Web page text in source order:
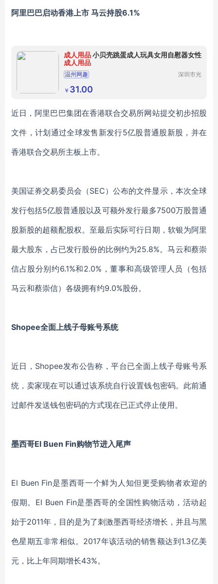
阿里巴巴启动香港上市 马云持股6.1%
成人用品小贝壳跳蛋成人玩具女用自慰器女性
成人用品
温州网趣
深圳市光
￥ 31.00
近日，阿里巴巴集团在香港联合交易所网站提交初步招股
文件，计划通过全球发售新发行5亿股普通股新股，并在
香港联合交易所主板上市。
美国证券交易委员会（SEC）公布的文件显示，本次全球
发行包括5亿股普通股以及可额外发行最多7500万股普通
股新股的超额配股权。至最后实际可行日期，软银为阿里
最大股东，占已发行股份的比例约为25.8%。马云和蔡崇
信占股分别约6.1%和2.0%，董事和高级管理人员（包括
马云和蔡崇信）各级拥有约9.0%股份。
Shopee全面上线子母账号系统
近日，Shopee发布公告称，平台已全面上线子母账号系
统，卖家现在可以通过该系统自行设置钱包密码。此前通
过邮件发送钱包密码的方式现在已正式停止使用。
墨西哥El Buen Fin购物节进入尾声
El Buen Fin是墨西哥一个鲜为人知但更受购物者欢迎的
假期。El Buen Fin是墨西哥的全国性购物活动，活动起
始于2011年，目的是为了刺激墨西哥经济增长，并且与黑
色星期五非常相似。2017年该活动的销售额达到1.3亿美
元，比上年同期增长43%。